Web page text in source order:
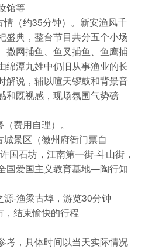
馆等
情（约35分钟）。新安渔风千
盛典，整台节目共分五个小场
撒网捕鱼、鱼叉捕鱼、鱼鹰捕
绵潭九姓中仍旧从事渔业的长
解说，辅以喧天锣鼓和背景音
和既视感，现场氛围气势磅
费用自理）。
景区（徽州府衙门票自
国石坊，江南第一街-斗山街，
国爱国主义教育基地—陶行知
-渔梁古埠，游览30分钟
，结束愉快的行程
考，具体时间以当天实际情况